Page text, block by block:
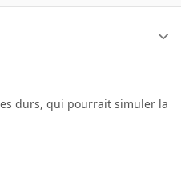
durs, qui pourrait simuler la